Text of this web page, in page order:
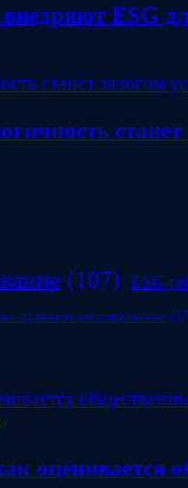
ESG
(107) ESG-
правовое регулирование